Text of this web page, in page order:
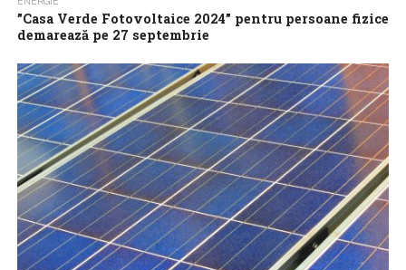
”Casa Verde Fotovoltaice 2024” pentru persoane fizice
demarează pe 27 septembrie
persoane fizice în cadrul Programului „Casa Verde Fotovoltaice”
se va derula în perioada 27 septembrie...